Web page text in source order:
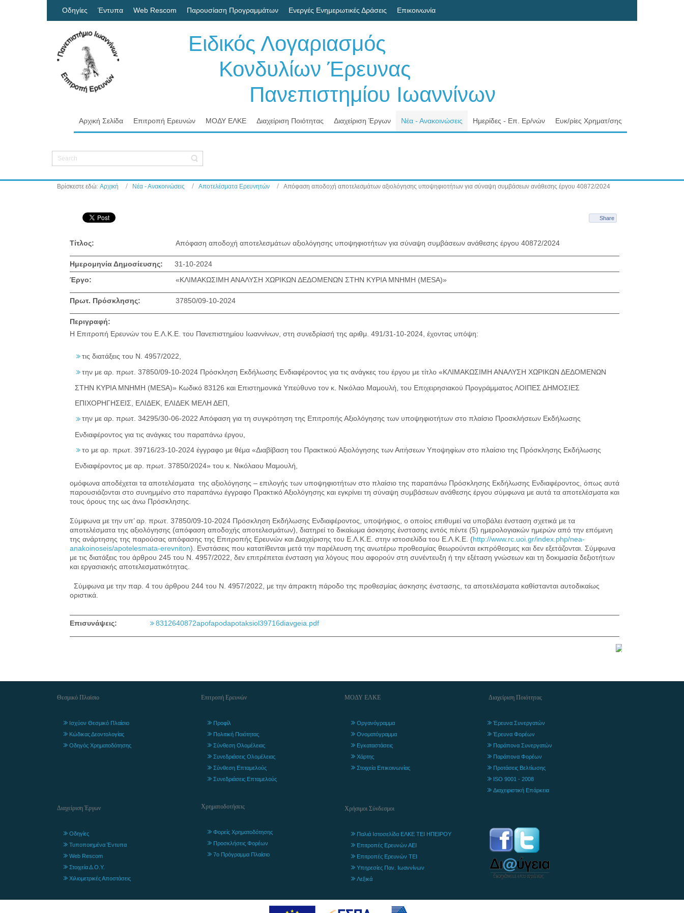
Οδηγίες Έντυπα Web Rescom Παρουσίαση Προγραμμάτων Ενεργές Ενημερωτικές Δράσεις Επικοινωνία
Ειδικός Λογαριασμός
Κονδυλίων Έρευνας
Πανεπιστημίου Ιωαννίνων
Αρχική Σελίδα Επιτροπή Ερευνών ΜΟΔΥ ΕΛΚΕ Διαχείριση Ποιότητας Διαχείριση Έργων Νέα - Ανακοινώσεις Ημερίδες - Επ. Ερ/νών Ευκ/ρίες Χρηματ/σης
Βρίσκεστε εδώ: Αρχική Νέα - Ανακοινώσεις Αποτελέσματα Ερευνητών Απόφαση αποδοχή αποτελεσμάτων αξιολόγησης υποψηφιοτήτων για σύναψη συμβάσεων ανάθεσης έργου 40872/2024
Share
Τίτλος: Απόφαση αποδοχή αποτελεσμάτων αξιολόγησης υποψηφιοτήτων για σύναψη συμβάσεων ανάθεσης έργου 40872/2024
Ημερομηνία Δημοσίευσης:
31-10-2024
Έργο:
«ΚΛΙΜΑΚΩΣΙΜΗ ΑΝΑΛΥΣΗ ΧΩΡΙΚΩΝ ΔΕΔΟΜΕΝΩΝ ΣΤΗΝ ΚΥΡΙΑ ΜΝΗΜΗ (MESA)»
Πρωτ. Πρόσκλησης: 37850/09-10-2024
Περιγραφή:
Η Επιτροπή Ερευνών του Ε.Λ.Κ.Ε. του Πανεπιστημίου Ιωαννίνων, στη συνεδρίασή της αριθμ. 491/31-10-2024, έχοντας υπόψη:
τις διατάξεις του Ν. 4957/2022,
την με αρ. πρωτ. 37850/09-10-2024 Πρόσκληση Εκδήλωσης Ενδιαφέροντος για τις ανάγκες του έργου με τίτλο «ΚΛΙΜΑΚΩΣΙΜΗ ΑΝΑΛΥΣΗ ΧΩΡΙΚΩΝ ΔΕΔΟΜΕΝΩΝ
ΣΤΗΝ ΚΥΡΙΑ ΜΝΗΜΗ (MESA)» Κωδικό 83126 και Επιστημονικά Υπεύθυνο τον κ. Νικόλαο Μαμουλή, του Επιχειρησιακού Προγράμματος ΛΟΙΠΕΣ ΔΗΜΟΣΙΕΣ
ΕΠΙΧΟΡΗΓΗΣΕΙΣ, ΕΛΙΔΕΚ, ΕΛΙΔΕΚ ΜΕΛΗ ΔΕΠ,
την με αρ. πρωτ. 34295/30-06-2022 Απόφαση για τη συγκρότηση της Επιτροπής Αξιολόγησης των υποψηφιοτήτων στο πλαίσιο Προσκλήσεων Εκδήλωσης
Ενδιαφέροντος για τις ανάγκες του παραπάνω έργου,
το με αρ. πρωτ. 39716/23-10-2024 έγγραφο με θέμα «Διαβίβαση του Πρακτικού Αξιολόγησης των Αιτήσεων Υποψηφίων στο πλαίσιο της Πρόσκλησης Εκδήλωσης
Ενδιαφέροντος με αρ. πρωτ. 37850/2024» του κ. Νικόλαου Μαμουλή,
ομόφωνα αποδέχεται τα αποτελέσματα της αξιολόγησης – επιλογής των υποψηφιοτήτων στο πλαίσιο της παραπάνω Πρόσκλησης Εκδήλωσης Ενδιαφέροντος, όπως αυτά
παρουσιάζονται στο συνημμένο στο παραπάνω έγγραφο Πρακτικό Αξιολόγησης και εγκρίνει τη σύναψη συμβάσεων ανάθεσης έργου σύμφωνα με αυτά τα αποτελέσματα και
τους όρους της ως άνω Πρόσκλησης.
Σύμφωνα με την υπ’ αρ. πρωτ. 37850/09-10-2024 Πρόσκληση Εκδήλωσης Ενδιαφέροντος, υποψήφιος, ο οποίος επιθυμεί να υποβάλει ένσταση σχετικά με τα
αποτελέσματα της αξιολόγησης (απόφαση αποδοχής αποτελεσμάτων), διατηρεί το δικαίωμα άσκησης ένστασης εντός πέντε (5) ημερολογιακών ημερών από την επόμενη
της ανάρτησης της παρούσας απόφασης της Επιτροπής Ερευνών και Διαχείρισης του Ε.Λ.Κ.Ε. στην ιστοσελίδα του Ε.Λ.Κ.Ε. (http://www.rc.uoi.gr/index.php/nea-
anakoinoseis/apotelesmata-erevniton). Ενστάσεις που κατατίθενται μετά την παρέλευση της ανωτέρω προθεσμίας θεωρούνται εκπρόθεσμες και δεν εξετάζονται. Σύμφωνα
με τις διατάξεις του άρθρου 245 του Ν. 4957/2022, δεν επιτρέπεται ένσταση για λόγους που αφορούν στη συνέντευξη ή την εξέταση γνώσεων και τη δοκιμασία δεξιοτήτων
και εργασιακής αποτελεσματικότητας.
Σύμφωνα με την παρ. 4 του άρθρου 244 του Ν. 4957/2022, με την άπρακτη πάροδο της προθεσμίας άσκησης ένστασης, τα αποτελέσματα καθίστανται αυτοδικαίως
οριστικά.
Επισυνάψεις: 8312640872apofapodapotaksiol39716diavgeia.pdf
Θεσμικό Πλαίσιο
Ισχύον Θεσμικό Πλαίσιο
Κώδικας Δεοντολογίας
Οδηγός Χρηματοδότησης
Διαχείριση Έργων
Οδηγίες
Τυποποιημένα Έντυπα
Web Rescom
Στοιχεία Δ.Ο.Υ.
Χιλιομετρικές Αποστάσεις
Επιτροπή Ερευνών
Προφίλ
Πολιτική Ποιότητας
Σύνθεση Ολομέλειας
Συνεδριάσεις Ολομέλειας
Σύνθεση Επταμελούς
Συνεδριάσεις Επταμελούς
Χρηματοδοτήσεις
Φορείς Χρηματοδότησης
Προσκλήσεις Φορέων
7ο Πρόγραμμα Πλαίσιο
ΜΟΔΥ ΕΛΚΕ
Οργανόγραμμα
Ονοματόγραμμα
Εγκαταστάσεις
Χάρτης
Στοιχεία Επικοινωνίας
Χρήσιμοι Σύνδεσμοι
Παλιά Ιστοσελίδα ΕΛΚΕ ΤΕΙ ΗΠΕΙΡΟΥ
Επιτροπές Ερευνών ΑΕΙ
Επιτροπές Ερευνών ΤΕΙ
Υπηρεσίες Παν. Ιωαννίνων
Λεξικά
Διαχείριση Ποιότητας
Έρευνα Συνεργατών
Έρευνα Φορέων
Παράπονα Συνεργατών
Παράπονα Φορέων
Προτάσεις Βελτίωσης
ISO 9001 - 2008
Διαχειριστική Επάρκεια